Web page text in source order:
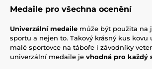
Medaile pro všechna ocenění
Univerzální medaile může být použita na
sportu a nejen to. Takový krásný kus kovu
malé sportovce na táboře i závodníky
univerzální medaile je vhodná pro každý